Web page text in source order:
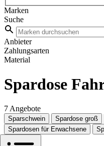
Marken
Suche
Anbieter
Zahlungsarten
Material
Spardose
7 Angebote
Sparschwein Spardose groß
Spardosen für Erwachsene